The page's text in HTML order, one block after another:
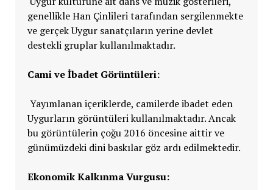
genellikle Han Çinlileri tarafından sergilenmekte
ve gerçek Uygur sanatçıların yerine devlet
destekli gruplar kullanılmaktadır.
Cami ve İbadet Görüntüleri:
Yayımlanan içeriklerde, camilerde ibadet eden
Uygurların görüntüleri kullanılmaktadır. Ancak
bu görüntülerin çoğu 2016 öncesine aittir ve
günümüzdeki dini baskılar göz ardı edilmektedir.
Ekonomik Kalkınma Vurgusu: